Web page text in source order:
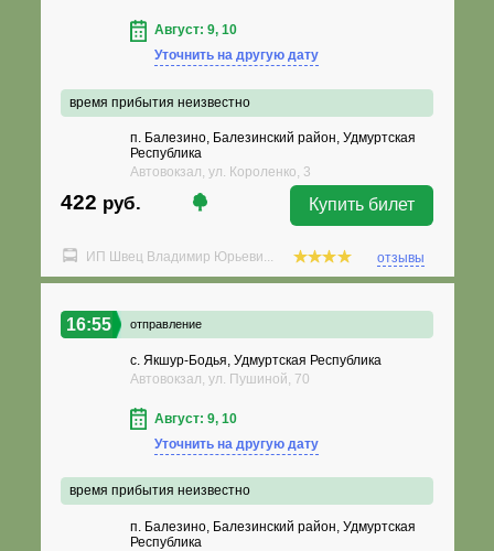
Август: 9, 10
Уточнить на другую дату
время прибытия неизвестно
п. Балезино, Балезинский район, Удмуртская
Республика
Автовокзал, ул. Короленко, 3
422 руб. Купить билет
ИП Швец Владимир Юрьеви... отзывы
16:55 отправление
с. Якшур-Бодья, Удмуртская Республика
Автовокзал, ул. Пушиной, 70
Август: 9, 10
Уточнить на другую дату
время прибытия неизвестно
п. Балезино, Балезинский район, Удмуртская
Республика